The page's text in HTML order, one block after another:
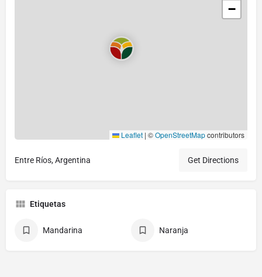
−
Leaflet | ©OpenStreetMapcontributors
Entre Ríos, Argentina Get Directions
Etiquetas
Mandarina Naranja